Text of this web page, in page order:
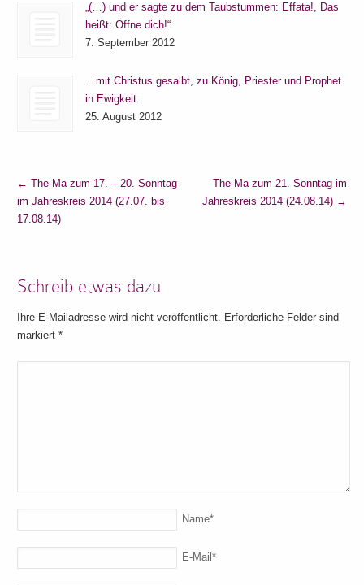
„(…) und er sagte zu dem Taubstummen: Effata!, Das
heißt: Öffne dich!“
7. September 2012
…mit Christus gesalbt, zu König, Priester und Prophet
in Ewigkeit.
25. August 2012
← The-Ma zum 17. – 20. Sonntag
im Jahreskreis 2014 (27.07. bis
17.08.14)
The-Ma zum 21. Sonntag im
Jahreskreis 2014 (24.08.14) →
Schreib etwas dazu
Ihre E-Mailadresse wird nicht veröffentlicht. Erforderliche Felder sind
markiert*
Name*
E-Mail*